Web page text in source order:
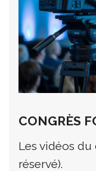
CONGRÈS
Les vidéos
réservé).